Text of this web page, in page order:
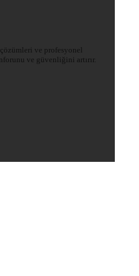
ve profesyonel
ve güvenliğini artırır.